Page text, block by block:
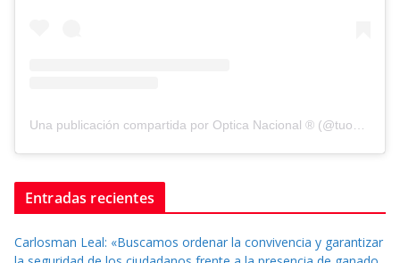
Una publicación compartida por Optica Nacional ® (@tuopticanacional)
Entradas recientes
Carlosman Leal: «Buscamos ordenar la convivencia y garantizar